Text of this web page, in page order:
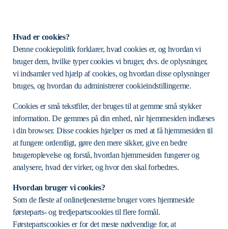
Hvad er cookies?
Denne cookiepolitik forklarer, hvad cookies er, og hvordan vi
bruger dem, hvilke typer cookies vi bruger, dvs. de oplysninger,
vi indsamler ved hjælp af cookies, og hvordan disse oplysninger
bruges, og hvordan du administrerer cookieindstillingerne.
Cookies er små tekstfiler, der bruges til at gemme små stykker
information. De gemmes på din enhed, når hjemmesiden indlæses
i din browser. Disse cookies hjælper os med at få hjemmesiden til
at fungere ordentligt, gøre den mere sikker, give en bedre
brugeroplevelse og forstå, hvordan hjemmesiden fungerer og
analysere, hvad der virker, og hvor den skal forbedres.
Hvordan bruger vi cookies?
Som de fleste af onlinetjenesterne bruger vores hjemmeside
førsteparts- og tredjepartscookies til flere formål.
Førstepartscookies er for det meste nødvendige for, at